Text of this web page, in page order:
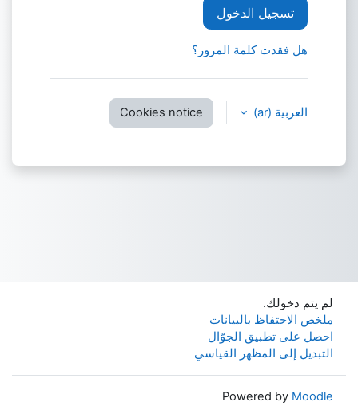
تسجيل الدخول
هل فقدت كلمة المرور؟
العربية ‎(ar)‎ Cookies notice
لم يتم دخولك.
ملخص الاحتفاظ بالبيانات
احصل على تطبيق الجوّال
التبديل إلى المظهر القياسي
Powered by Moodle